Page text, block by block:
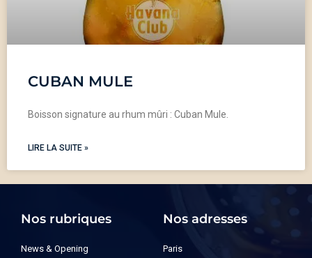
CUBAN MULE
Boisson signature au rhum mûri : Cuban Mule.
LIRE LA SUITE »
Nos rubriques
News & Opening
Nos adresses
Paris